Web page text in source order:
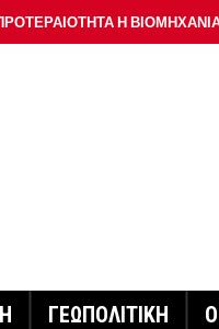
Η
Η ΠΛΑΤΦΟΡΜΑ
ΣΑΝ ΣΗΜΕΡΑ
Ο ΜΗΤΣΟΤΑΚΗΣ ΓΙΑ
ΓΕΩΠΟΛΙΤΙΚΗ